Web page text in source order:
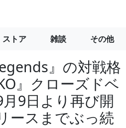
ストア 雑談 その他
』の対戦格
』クローズドベ
9日より再び開
ースまでぶっ続